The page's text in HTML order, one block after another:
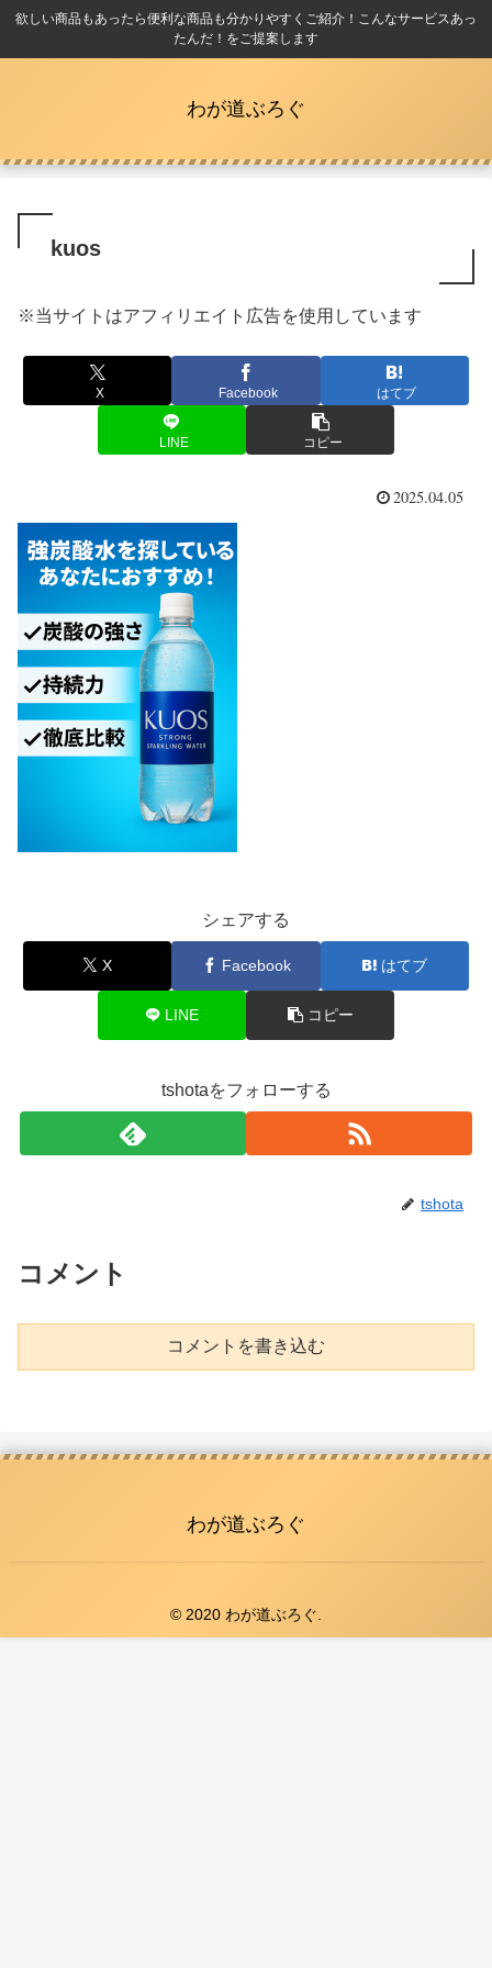
欲しい商品もあったら便利な商品も分かりやすくご紹介！こんなサービスあっ
たんだ！をご提案します
わが道ぶろぐ
kuos
※当サイトはアフィリエイト広告を使用しています
X Facebook はてブ
LINE コピー
2025.04.05
シェアする
X Facebook はてブ
LINE コピー
tshotaをフォローする
tshota
コメント
コメントを書き込む
わが道ぶろぐ
© 2020 わが道ぶろぐ.